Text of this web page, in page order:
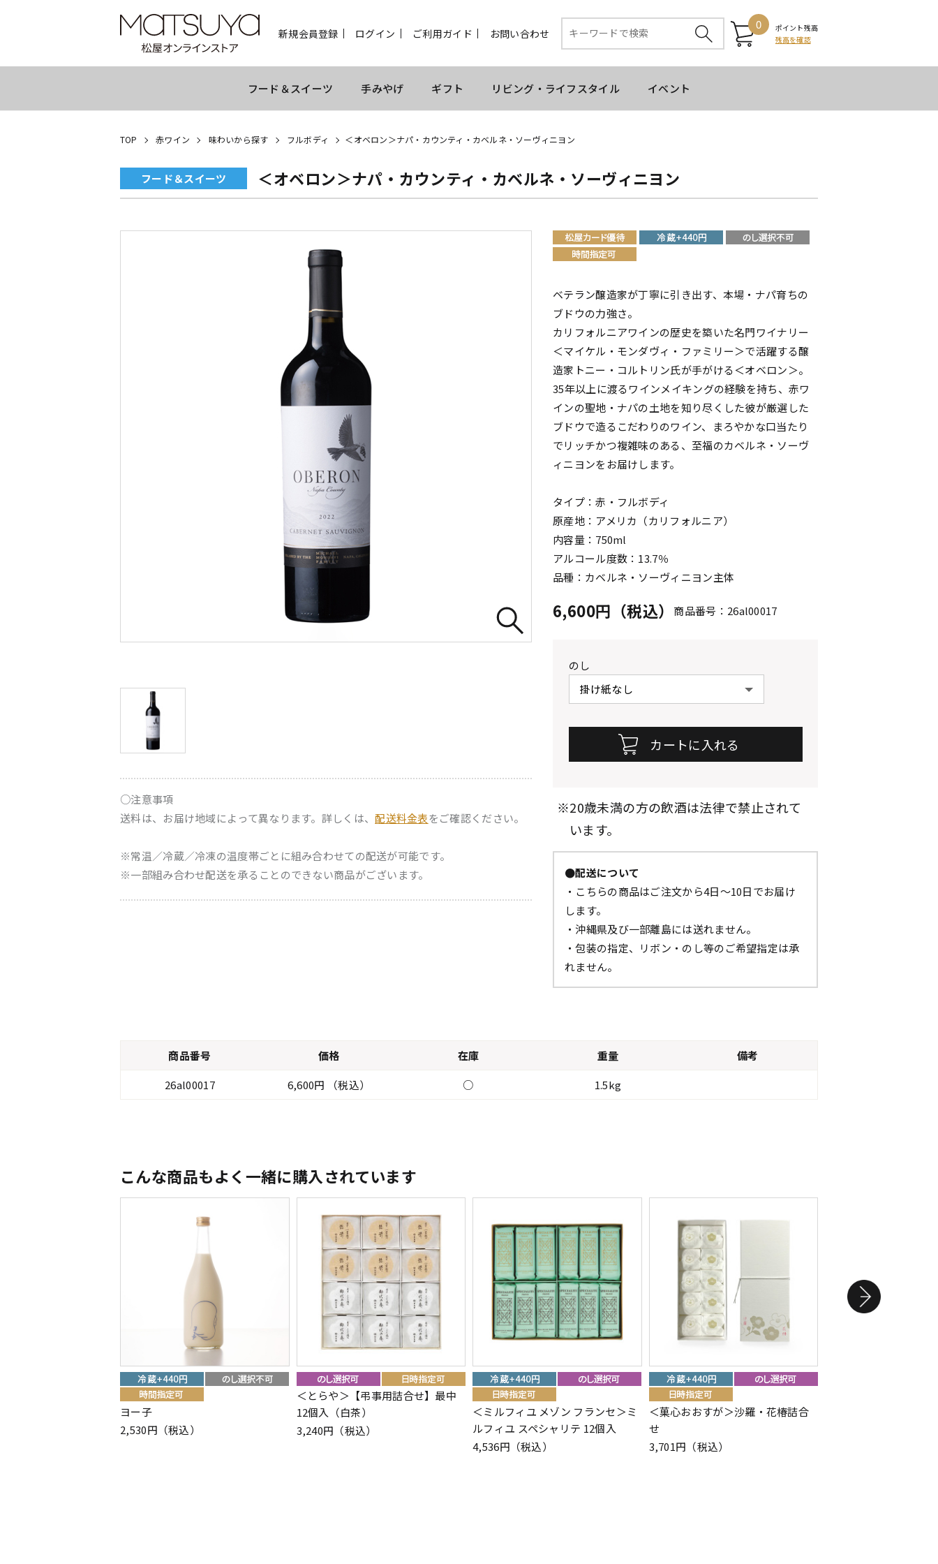
新規会員登録 ログイン ご利用ガイド お問い合わせ
0
ポイント残高
残高を確認
フード＆スイーツ 手みやげ ギフト リビング・ライフスタイル イベント
TOP 赤ワイン 味わいから探す フルボディ ＜オベロン＞ナパ・カウンティ・カベルネ・ソーヴィニヨン
フード＆スイーツ ＜オベロン＞ナパ・カウンティ・カベルネ・ソーヴィニヨン
○注意事項
送料は、お届け地域によって異なります。詳しくは、配送料金表をご確認ください。
※常温／冷蔵／冷凍の温度帯ごとに組み合わせての配送が可能です。
※一部組み合わせ配送を承ることのできない商品がございます。
ベテラン醸造家が丁寧に引き出す、本場・ナパ育ちの
ブドウの力強さ。
カリフォルニアワインの歴史を築いた名門ワイナリー
＜マイケル・モンダヴィ・ファミリー＞で活躍する醸
造家トニー・コルトリン氏が手がける＜オベロン＞。
35年以上に渡るワインメイキングの経験を持ち、赤ワ
インの聖地・ナパの土地を知り尽くした彼が厳選した
ブドウで造るこだわりのワイン、まろやかな口当たり
でリッチかつ複雑味のある、至福のカベルネ・ソーヴ
ィニヨンをお届けします。
タイプ：赤・フルボディ
原産地：アメリカ（カリフォルニア）
内容量：750ml
アルコール度数：13.7％
品種：カベルネ・ソーヴィニヨン主体
6,600円（税込） 商品番号：26al00017
のし
※20歳未満の方の飲酒は法律で禁止されて
います。
●配送について
・こちらの商品はご注文から4日～10日でお届け
します。
・沖縄県及び一部離島には送れません。
・包装の指定、リボン・のし等のご希望指定は承
れません。
商品番号 価格 在庫 重量
備考
26al00017
6,600円 （税込） ○ 1.5kg
こんな商品もよく一緒に購入されています
ヨー子
2,530円（税込）
＜とらや＞【弔事用詰合せ】最中
12個入（白茶）
3,240円（税込）
＜ミルフィユ メゾン フランセ＞ミ
ルフィユ スペシャリテ 12個入
4,536円（税込）
＜菓心おおすが＞沙羅・花椿詰合
せ
3,701円（税込）